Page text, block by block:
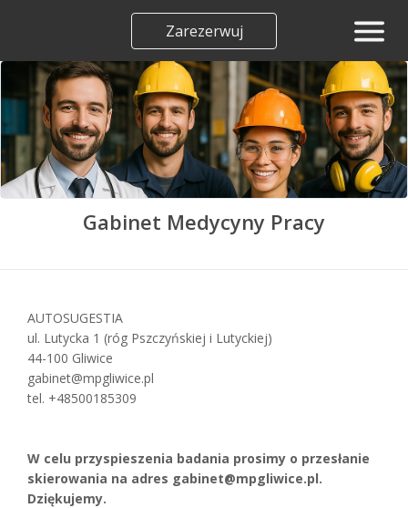
Zarezerwuj
Gabinet Medycyny Pracy
AUTOSUGESTIA
ul. Lutycka 1 (róg Pszczyńskiej i Lutyckiej)
44-100 Gliwice
gabinet@mpgliwice.pl
tel. +48500185309
W celu przyspieszenia badania prosimy o przesłanie
skierowania na adres gabinet@mpgliwice.pl.
Dziękujemy.